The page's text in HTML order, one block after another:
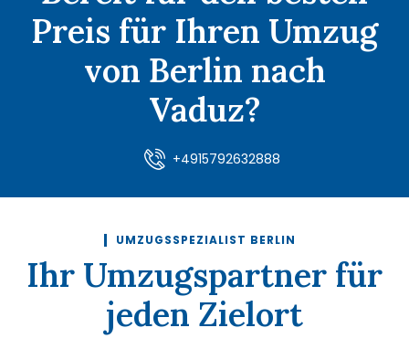
Preis für Ihren Umzug
von Berlin nach
Vaduz?
+4915792632888
UMZUGSSPEZIALIST BERLIN
Ihr Umzugspartner für
jeden Zielort